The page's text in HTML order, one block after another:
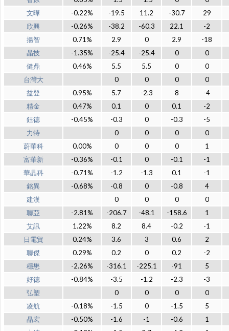
文曄
-0.22% -19.5 11.2 -30.7
29
欣興
-0.26% -38.2 -60.3 22.1
-2
揚智
0.71% 2.9 0 2.9
-18
晶技
-1.35% -25.4 -25.4 0
0
健鼎
0.46% 5.5 5.5 0
0
台灣大
0 0 0
0
益登
0.95% 5.7 -2.3 8
-4
精金
0.47% 0.1 0 0.1
-2
鈺德
-0.45% -0.3 0 -0.3
-5
力特
0 0 0
0
蔚華科
0.00% 0 0 0
1
富華新
-0.36% -0.1 0 -0.1
-1
華晶科
-0.71% -1.2 -1.3 0.1
-1
銘異
-0.68% -0.8 0 -0.8
4
建漢
0 0 0
0
聯亞
-2.81% -206.7 -48.1 -158.6
1
艾訊
1.22% 8.2 8.4 -0.2
-1
日電貿
0.24% 3.6 3 0.6
2
聯傑
0.29% 0.2 0 0.2
-2
穩懋
-2.26% -316.1 -225.1 -91
5
好德
-0.84% -3.5 -1.2 -2.3
-3
弘塑
0 0 0
0
凌航
-0.18% -1.5 0 -1.5
5
晶宏
-0.50% -1.6 -1 -0.6
1